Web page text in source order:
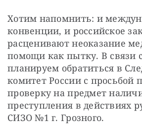
Хотим напомнить: и
конвенции, и российское
расценивают неоказание
помощи как пытку. В связи
планируем обратиться в
комитет России с просьбой
проверку на предмет
преступления в действиях
СИЗО №1 г. Грозного.